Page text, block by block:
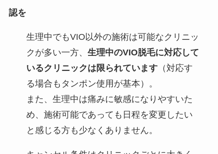
認を
生理中でもVIO以外の施術は可能なクリニッ
クが多い一方、 生理中のVIO脱毛に対応して
いるクリニックは限られています（対応す
る場合もタンポン使用が基本）。
また、生理中は痛みに敏感になりやすいた
め、施術可能であっても日程を変更したい
と感じる方も少なくありません。